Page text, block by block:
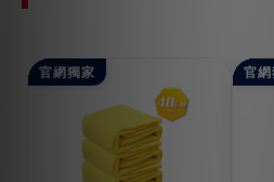
官網獨家 官